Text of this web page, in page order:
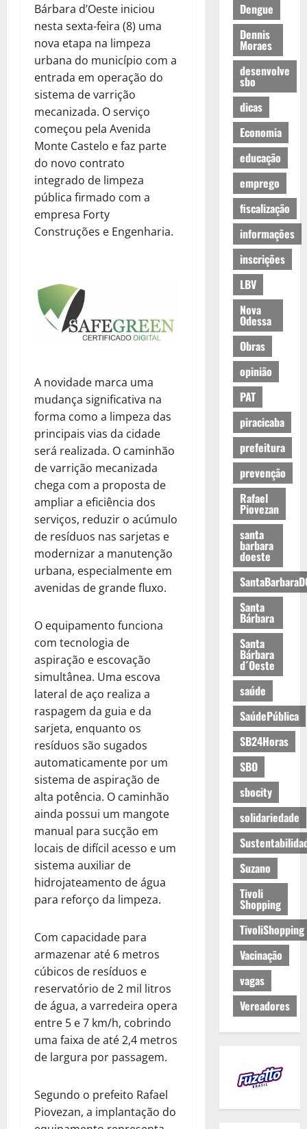
Bárbara d’Oeste iniciou
nesta sexta-feira (8) uma
nova etapa na limpeza
urbana do município com a
entrada em operação do
sistema de varrição
mecanizada. O serviço
começou pela Avenida
Monte Castelo e faz parte
do novo contrato
integrado de limpeza
pública firmado com a
empresa Forty
Construções e Engenharia.
A novidade marca uma
mudança significativa na
forma como a limpeza das
principais vias da cidade
será realizada. O caminhão
de varrição mecanizada
chega com a proposta de
ampliar a eficiência dos
serviços, reduzir o acúmulo
de resíduos nas sarjetas e
modernizar a manutenção
urbana, especialmente em
avenidas de grande fluxo.
O equipamento funciona
com tecnologia de
aspiração e escovação
simultânea. Uma escova
lateral de aço realiza a
raspagem da guia e da
sarjeta, enquanto os
resíduos são sugados
automaticamente por um
sistema de aspiração de
alta potência. O caminhão
ainda possui um mangote
manual para sucção em
locais de difícil acesso e um
sistema auxiliar de
hidrojateamento de água
para reforço da limpeza.
Com capacidade para
armazenar até 6 metros
cúbicos de resíduos e
reservatório de 2 mil litros
de água, a varredeira opera
entre 5 e 7 km/h, cobrindo
uma faixa de até 2,4 metros
de largura por passagem.
Segundo o prefeito Rafael
Piovezan, a implantação do
Dengue
Dennis
Moraes
desenvolve
sbo
dicas
Economia
educação
emprego
fiscalização
informações
inscrições
LBV
Nova
Odessa
Obras
opinião
PAT
piracicaba
prefeitura
prevenção
Rafael
Piovezan
santa
barbara
doeste
Santa
Bárbara
Santa
Bárbara
d´Oeste
saúde
SaúdePública
SB24Horas
SBO
sbocity
solidariedade
Suzano
Tivoli
Shopping
TivoliShopping
Vacinação
vagas
Vereadores